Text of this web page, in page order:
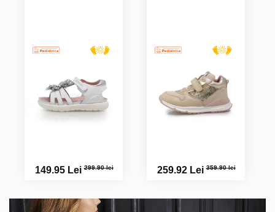
149.95 Lei299.90 lei 259.92 Lei359.90 lei